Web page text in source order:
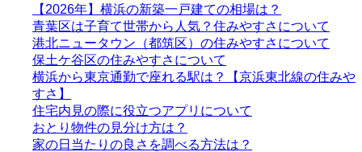
【2026年】横浜の新築一戸建ての相場は？
青葉区は子育て世帯から人気？住みやすさについて
港北ニュータウン（都筑区）の住みやすさについて
保土ケ谷区の住みやすさについて
横浜から東京通勤で座れる駅は？【京浜東北線の住みや
すさ】
住宅内見の際に役立つアプリについて
おとり物件の見分け方は？
家の日当たりの良さを調べる方法は？